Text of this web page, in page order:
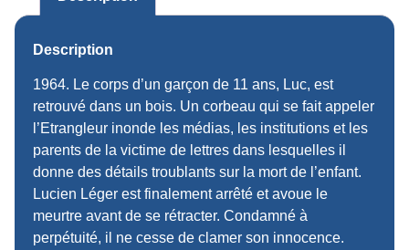
Description
1964. Le corps d’un garçon de 11 ans, Luc, est
retrouvé dans un bois. Un corbeau qui se fait appeler
l’Etrangleur inonde les médias, les institutions et les
parents de la victime de lettres dans lesquelles il
donne des détails troublants sur la mort de l’enfant.
Lucien Léger est finalement arrêté et avoue le
meurtre avant de se rétracter. Condamné à
perpétuité, il ne cesse de clamer son innocence.